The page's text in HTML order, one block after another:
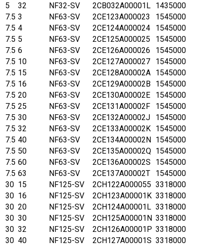
5
32 NF32-SV 2CB032A00001L 1435000
7.5 3 NF63-SV 2CE123A000023
1545000
7.5 4 NF63-SV 2CE124A000024
1545000
7.5 5 NF63-SV 2CE125A000025
1545000
7.5 6 NF63-SV 2CE126A000026
1545000
7.5 10 NF63-SV 2CE127A000027
1545000
7.5 15 NF63-SV 2CE128A00002A 1545000
7.5 16 NF63-SV 2CE129A00002B 1545000
7.5 20 NF63-SV 2CE130A00002E
1545000
7.5 25 NF63-SV 2CE131A00002F
1545000
7.5 30 NF63-SV 2CE132A00002J
1545000
7.5 32 NF63-SV 2CE133A00002K 1545000
7.5 40 NF63-SV 2CE134A00002N 1545000
7.5 50 NF63-SV 2CE135A00002Q 1545000
7.5 60 NF63-SV 2CE136A00002S
1545000
7.5 63 NF63-SV 2CE137A00002T
1545000
30 15 NF125-SV 2CH122A000055 3318000
30 16 NF125-SV 2CH123A00001K 3318000
30 20 NF125-SV 2CH124A00001L 3318000
30 30 NF125-SV 2CH125A00001N 3318000
30 32 NF125-SV 2CH126A00001P 3318000
30 40 NF125-SV 2CH127A00001S 3318000